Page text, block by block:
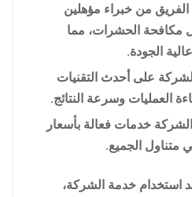
من خبراء مؤهلين
الحشرات، مما
الجودة.
على أحدث التقنيات
العمليات وسرعة النتائج.
خدمات فعالة بأسعار
متناول الجميع.
استخدام خدمة الشركة،